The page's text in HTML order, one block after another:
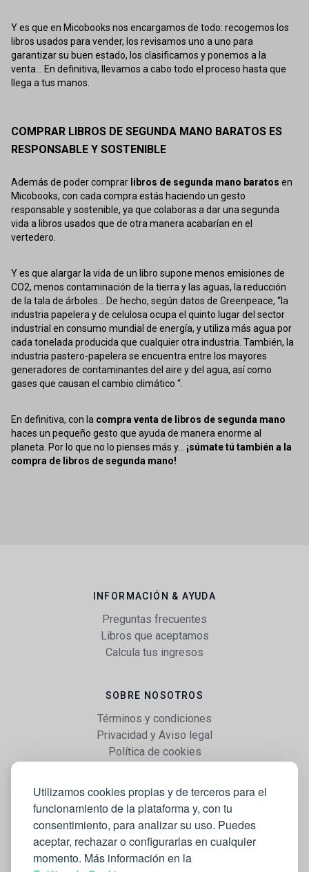
Utilizamos cookies propias y de terceros para el
funcionamiento de la plataforma y, con tu
consentimiento, para analizar su uso. Puedes
aceptar, rechazar o configurarlas en cualquier
momento. Más información en la
Y es que en Micobooks nos encargamos de todo: recogemos los
libros usados para vender, los revisamos uno a uno para
garantizar su buen estado, los clasificamos y ponemos a la
venta... En definitiva, llevamos a cabo todo el proceso hasta que
llega a tus manos.
COMPRAR LIBROS DE SEGUNDA MANO BARATOS ES
RESPONSABLE Y SOSTENIBLE
Además de poder comprar libros de segunda mano baratos en
Micobooks, con cada compra estás haciendo un gesto
responsable y sostenible, ya que colaboras a dar una segunda
vida a libros usados que de otra manera acabarían en el
vertedero.
Y es que alargar la vida de un libro supone menos emisiones de
CO2, menos contaminación de la tierra y las aguas, la reducción
de la tala de árboles... De hecho, según datos de Greenpeace, “la
industria papelera y de celulosa ocupa el quinto lugar del sector
industrial en consumo mundial de energía, y utiliza más agua por
cada tonelada producida que cualquier otra industria. También, la
industria pastero-papelera se encuentra entre los mayores
generadores de contaminantes del aire y del agua, así como
gases que causan el cambio climático “.
En definitiva, con la compra venta de libros de segunda mano
haces un pequeño gesto que ayuda de manera enorme al
planeta. Por lo que no lo pienses más y... ¡súmate tú también a la
compra de libros de segunda mano!
INFORMACIÓN & AYUDA
Preguntas frecuentes
Libros que aceptamos
Calcula tus ingresos
SOBRE NOSOTROS
Términos y condiciones
Privacidad y Aviso legal
Política de cookies
WEB
Vender libros
Mi cuenta
Comprar libros